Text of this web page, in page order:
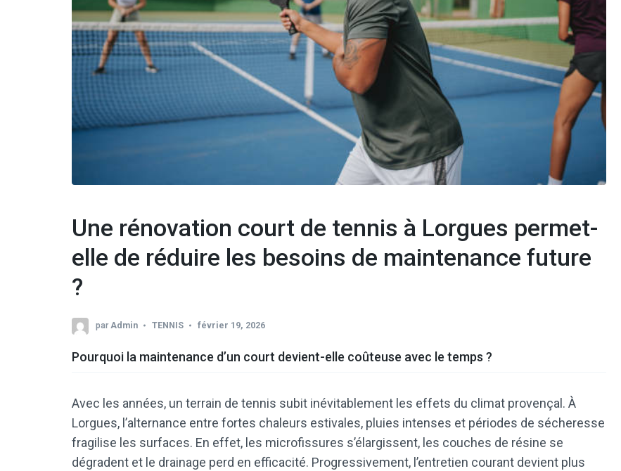
Une rénovation court de tennis à Lorgues permet-
elle de réduire les besoins de maintenance future
?
parAdmin TENNIS février 19, 2026
Pourquoi la maintenance d’un court devient-elle coûteuse avec le temps ?
Avec les années, un terrain de tennis subit inévitablement les effets du climat provençal. À
Lorgues, l’alternance entre fortes chaleurs estivales, pluies intenses et périodes de sécheresse
fragilise les surfaces. En effet, les microfissures s’élargissent, les couches de résine se
dégradent et le drainage perd en efficacité. Progressivement, l’entretien courant devient plus